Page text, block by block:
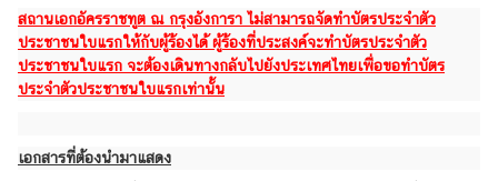
รั
บ
บ
ริ
า
ร
สถานเอกอัครราชทูต ณ กรุงอังการา ไม่สามารถจัดทำบัตรประจำตัว
ประชาชนใบแรกให้กับผู้ร้องได้ ผู้ร้องที่ประสงค์จะทำบัตรประจำตัว
ประชาชนใบแรก จะต้องเดินทางกลับไปยังประเทศไทยเพื่อขอทำบัตร
ประจำตัวประชาชนใบแรกเท่านั้น
เอกสารที่ต้องนำมาแสดง